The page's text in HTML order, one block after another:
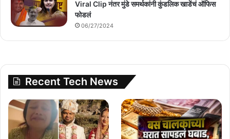
Viral Clip नंतर मुंडे समर्थकांनी कुंडलिक खाडेंचं ऑफिस
फोडलं
06/27/2024
Recent Tech News